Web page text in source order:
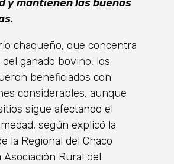
y mantienen las buenas
chaqueño, que concentra
ganado bovino, los
beneficiados con
considerables, aunque
sigue afectando el
según explicó la
la Regional del Chaco
Asociación Rural del